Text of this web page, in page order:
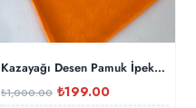
Kazayağı Desen Pamuk İpeksi Şal
₺1,000.00 ₺199.00